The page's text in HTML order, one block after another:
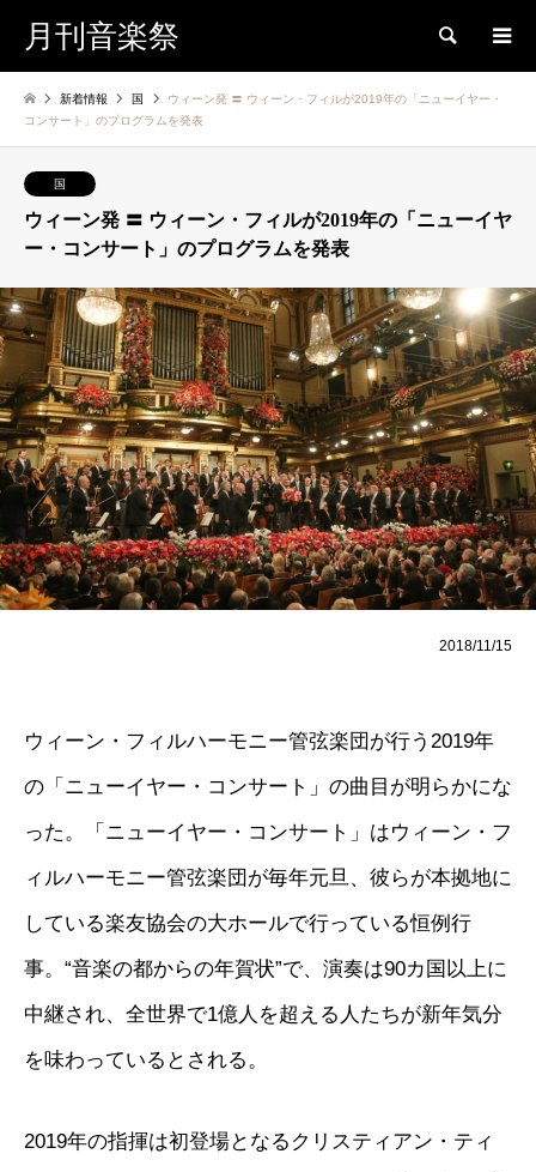
月刊音楽祭 検索
新着情報 国
ウィーン発 〓 ウィーン・フィルが2019年の「ニューイヤー・
コンサート」のプログラムを発表
国
ウィーン発 〓 ウィーン・フィルが2019年の「ニューイヤ
ー・コンサート」のプログラムを発表
2018/11/15
ウィーン・フィルハーモニー管弦楽団が行う2019年
の「ニューイヤー・コンサート」の曲目が明らかにな
った。「ニューイヤー・コンサート」はウィーン・フ
ィルハーモニー管弦楽団が毎年元旦、彼らが本拠地に
している楽友協会の大ホールで行っている恒例行
事。“音楽の都からの年賀状”で、演奏は90カ国以上に
中継され、全世界で1億人を超える人たちが新年気分
を味わっているとされる。
2019年の指揮は初登場となるクリスティアン・ティ